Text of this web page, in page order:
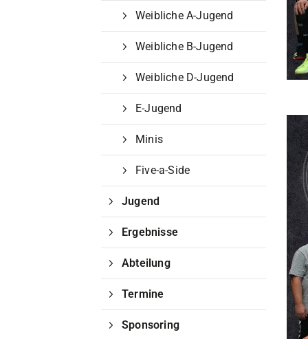
Weibliche A-Jugend
Weibliche B-Jugend
Weibliche D-Jugend
E-Jugend
Minis
Five-a-Side
Jugend
Ergebnisse
Abteilung
Termine
Sponsoring
Quicklinks
Unser Verein
Das sind wir
Jobs
Sportstätten